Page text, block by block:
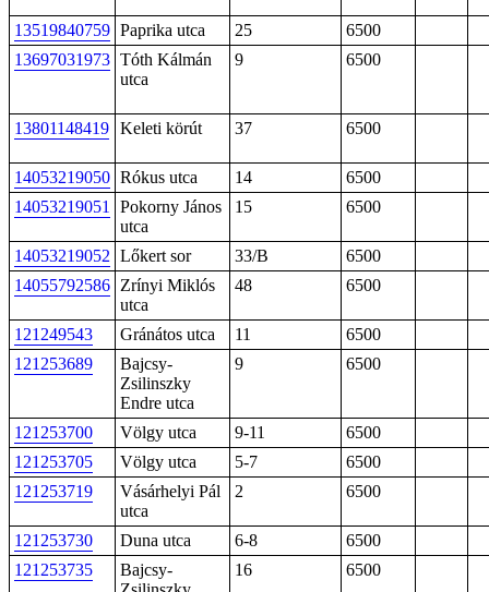
13519840759 Paprika utca 25
6500
13697031973 Tóth Kálmán
utca
9 6500
13801148419 Keleti körút 37 6500
14053219050 Rókus utca 14
6500
14053219051
Pokorny János
utca
15 6500
14053219052 Lőkert sor 33/B
6500
14055792586 Zrínyi Miklós
utca
48 6500
121249543 Gránátos utca 11
6500
121253689
Bajcsy-
Zsilinszky
Endre utca
9 6500
121253700 Völgy utca 9-11
6500
121253705
Völgy utca 5-7
6500
121253719
Vásárhelyi Pál
utca
2 6500
121253730 Duna utca 6-8
6500
121253735
Bajcsy-
16 6500